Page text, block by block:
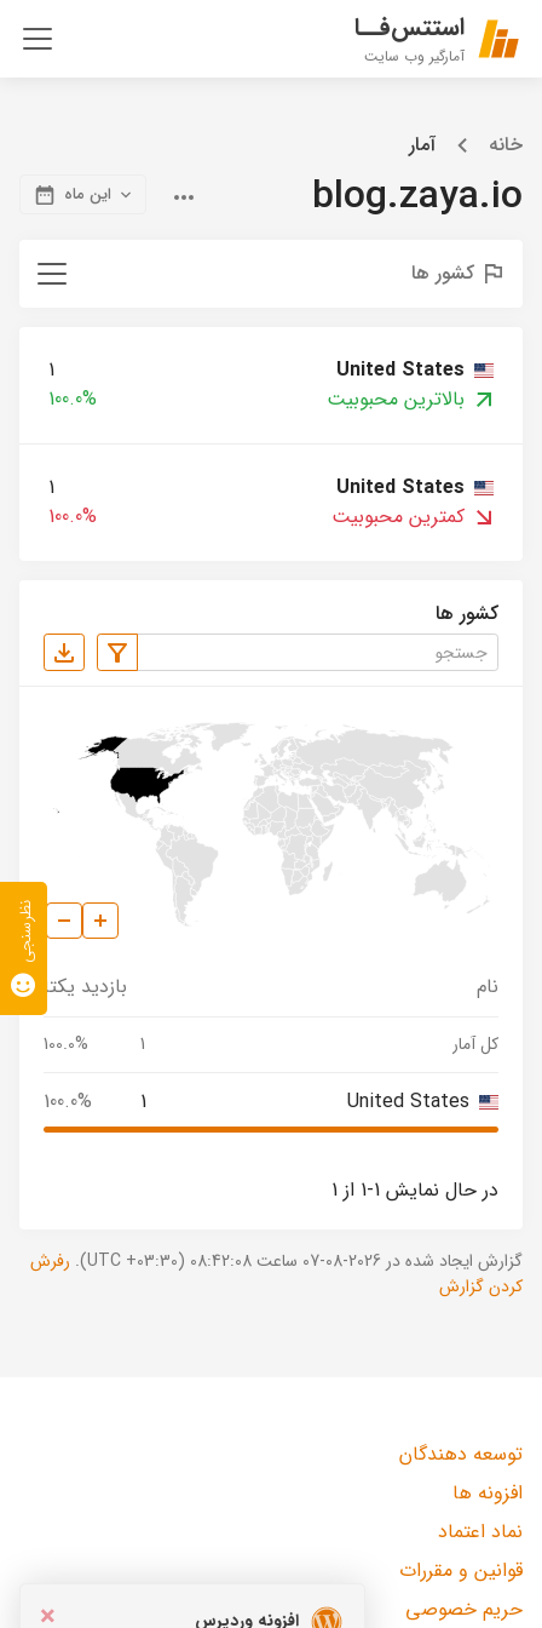
استتس‌فــا
آمارگیر وب سایت
خانه آمار
blog.zaya.io این ماه
کشور ها
United States
1
بالاترین محبوبیت
100.0%
United States
1
کمترین محبوبیت
100.0%
کشور ها
نام بازدید یکتا
کل آمار 1
100.0%
United States
1
100.0%
در حال نمایش 1-1 از 1
گزارش ایجاد شده در 2026-08-07 ساعت 08:42:08 (UTC +03:30).
رفرش
کردن گزارش
× افزونه وردپرس
توسعه دهندگان
افزونه ها
نماد اعتماد
قوانین و مقررات
حریم خصوصی
نظرسنجی